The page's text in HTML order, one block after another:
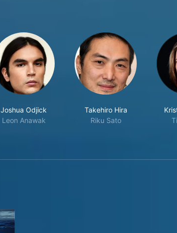
Joshua Odjick
Leon Anawak
Takehiro Hira
Riku Sato